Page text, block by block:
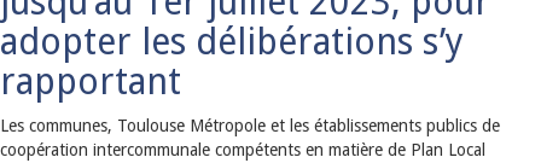
adopter les délibérations s’y
rapportant
Les communes, Toulouse Métropole et les établissements publics de
coopération intercommunale compétents en matière de Plan Local